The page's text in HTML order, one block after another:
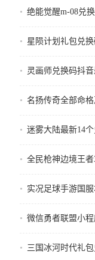
• 绝能觉醒m-08兑
• 星陨计划礼包兑
• 灵画师兑换码抖
• 名扬传奇全部命
• 迷雾大陆最新14
• 全民枪神边境王
• 实况足球手游国
• 微信勇者联盟小
• 三国冰河时代礼